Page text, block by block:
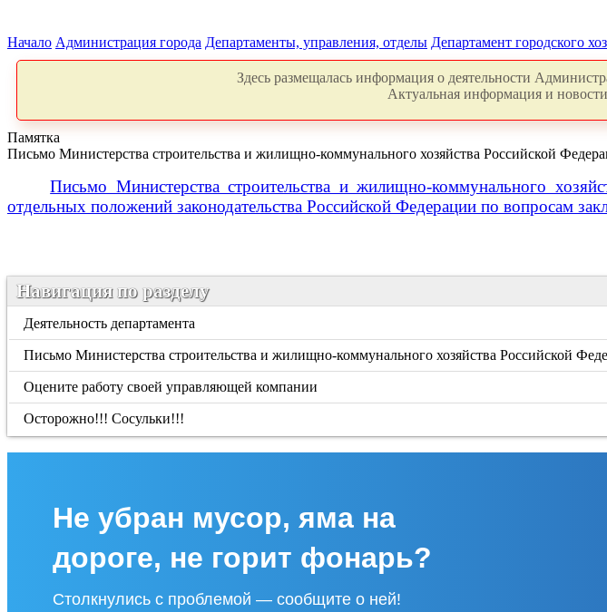
Начало Администрация города Департаменты, управления, отделы Департамент городского
Здесь размещалась информация о деятельности
Актуальная информация и новости
Памятка
Письмо Министерства строительства и жилищно-коммунального хозяйства Российской
Письмо Министерства строительства и жилищно-коммунального
отдельных положений законодательства Российской Федерации по вопросам
Навигация по разделу
Деятельность департамента
Письмо Министерства строительства и жилищно-коммунального хозяйства Российской
Оцените работу своей управляющей компании
Осторожно!!! Сосульки!!!
Не убран мусор, яма на
дороге, не горит фонарь?
Столкнулись с проблемой — сообщите о ней!